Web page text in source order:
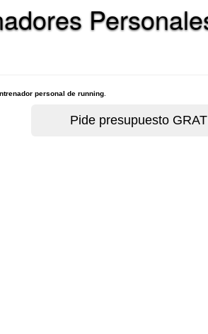
personal de running